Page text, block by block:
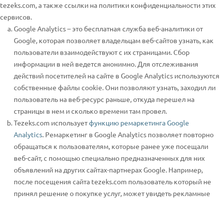
tezeks.com, а также ссылки на политики конфиденциальности этих
сервисов.
Google Analytics – это бесплатная служба веб-аналитики от
Google, которая позволяет владельцам веб-сайтов узнать, как
пользователи взаимодействуют с их страницами. Сбор
информации в ней ведется анонимно. Для отслеживания
действий посетителей на сайте в Google Analytics используются
собственные файлы cookie. Они позволяют узнать, заходил ли
пользователь на веб-ресурс раньше, откуда перешел на
страницы в нем и сколько времени там провел.
Tezeks.com используетфункцию ремаркетинга Google
Analytics. Ремаркетинг в Google Analytics позволяет повторно
обращаться к пользователям, которые ранее уже посещали
веб-сайт, с помощью специально предназначенных для них
объявлений на других сайтах-партнерах Google. Например,
после посещения сайта tezeks.com пользователь который не
принял решение о покупке услуг, может увидеть рекламные